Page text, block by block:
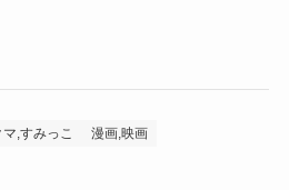
マ,すみっこ 漫画,映画